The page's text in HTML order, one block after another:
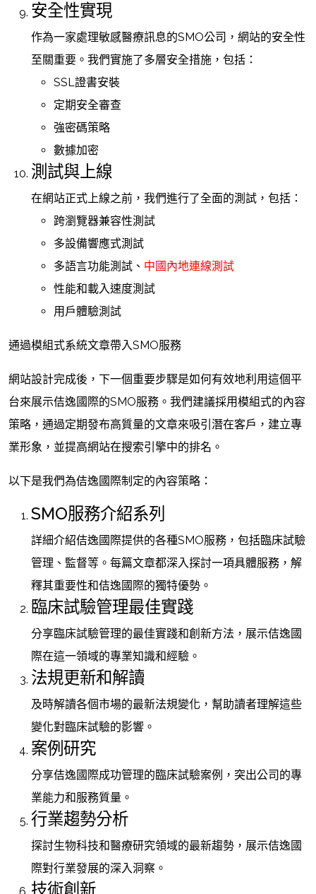
安全性實現
作為一家處理敏感醫療訊息的SMO公司，網站的安全性
至關重要。我們實施了多層安全措施，包括：
SSL證書安裝
定期安全審查
強密碼策略
數據加密
測試與上線
在網站正式上線之前，我們進行了全面的測試，包括：
跨瀏覽器兼容性測試
多設備響應式測試
多語言功能測試、 中國內地連線測試
性能和載入速度測試
用戶體驗測試
通過模組式系統文章帶入SMO服務
網站設計完成後，下一個重要步驟是如何有效地利用這個平
台來展示佶逸國際的SMO服務。我們建議採用模組式的內容
策略，通過定期發布高質量的文章來吸引潛在客戶，建立專
業形象，並提高網站在搜索引擎中的排名。
以下是我們為佶逸國際制定的內容策略：
SMO服務介紹系列
詳細介紹佶逸國際提供的各種SMO服務，包括臨床試驗
管理、監督等。每篇文章都深入探討一項具體服務，解
釋其重要性和佶逸國際的獨特優勢。
臨床試驗管理最佳實踐
分享臨床試驗管理的最佳實踐和創新方法，展示佶逸國
際在這一領域的專業知識和經驗。
法規更新和解讀
及時解讀各個市場的最新法規變化，幫助讀者理解這些
變化對臨床試驗的影響。
案例研究
分享佶逸國際成功管理的臨床試驗案例，突出公司的專
業能力和服務質量。
行業趨勢分析
探討生物科技和醫療研究領域的最新趨勢，展示佶逸國
際對行業發展的深入洞察。
技術創新